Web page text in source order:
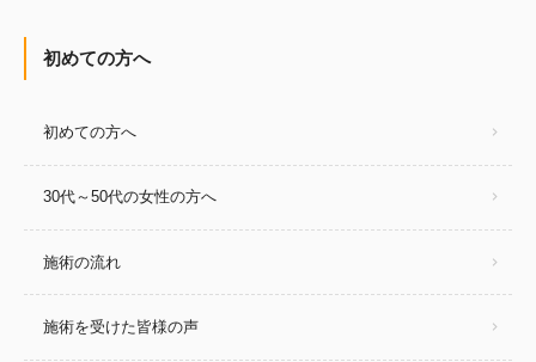
初めての方へ
初めての方へ
30代～50代の女性の方へ
施術の流れ
施術を受けた皆様の声